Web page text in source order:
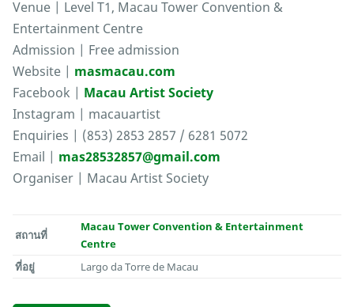
Venue | Level T1, Macau Tower Convention &
Entertainment Centre
Admission | Free admission
Website | masmacau.com
Facebook | Macau Artist Society
Instagram | macauartist
Enquiries | (853) 2853 2857 / 6281 5072
Email | mas28532857@gmail.com
Organiser | Macau Artist Society
สถานที่
Macau Tower Convention & Entertainment
Centre
ที่อยู่
Largo da Torre de Macau